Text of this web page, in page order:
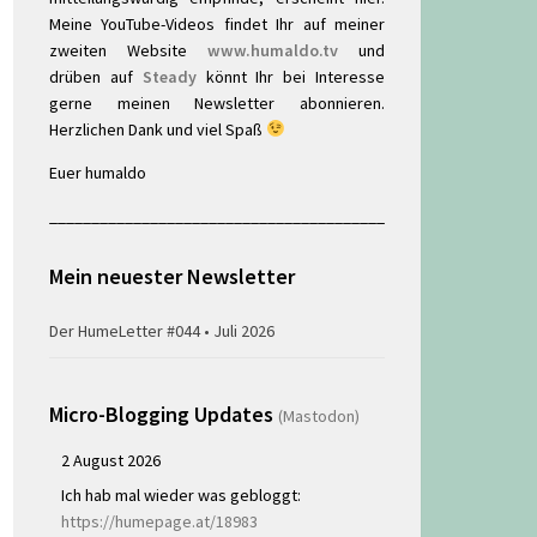
Meine YouTube-Videos findet Ihr auf meiner
zweiten Website www.humaldo.tv und
drüben auf Steadykönnt Ihr bei Interesse
gerne meinen Newsletter abonnieren.
Herzlichen Dank und viel Spaß
Euer humaldo
Mein neuester Newsletter
Der HumeLetter #044 • Juli 2026
Micro-Blogging Updates (Mastodon)
2 August 2026
Ich hab mal wieder was gebloggt:
https://humepage.at/18983